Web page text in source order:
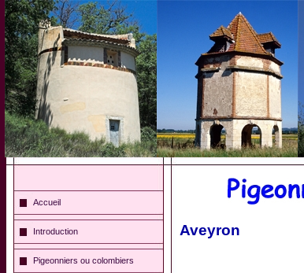
Accueil
Introduction
Pigeonniers ou colombiers
Aveyron